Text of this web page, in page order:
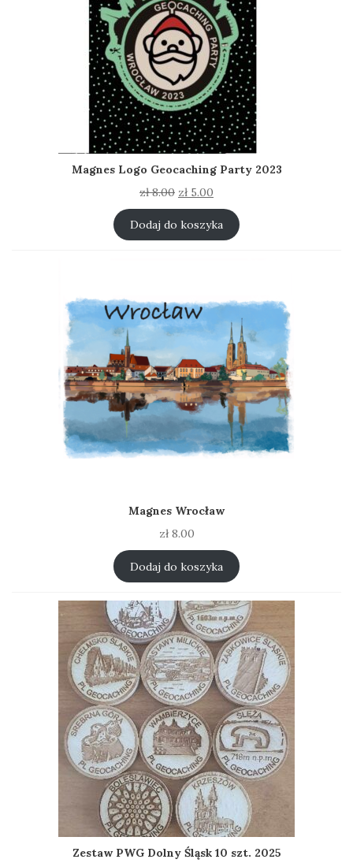
Magnes Logo Geocaching Party 2023
zł8.00 Pierwotna
cena
wynosiła:
zł 8.00.
zł5.00
cena
wynosi:
zł 5.00.
Dodaj do koszyka
Magnes Wrocław
zł8.00
Dodaj do koszyka
Zestaw PWG Dolny Śląsk 10 szt. 2025